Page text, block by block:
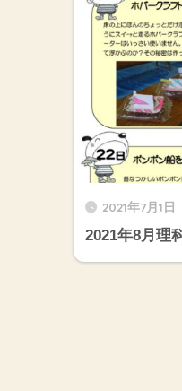
2021年7月1日
2021年8月理